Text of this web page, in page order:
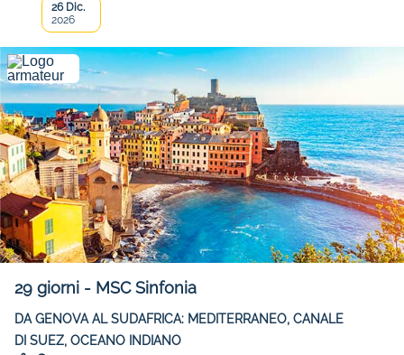
26 Dic.
2026
29 giorni - MSC Sinfonia
DA GENOVA AL SUDAFRICA: MEDITERRANEO, CANALE
DI SUEZ, OCEANO INDIANO